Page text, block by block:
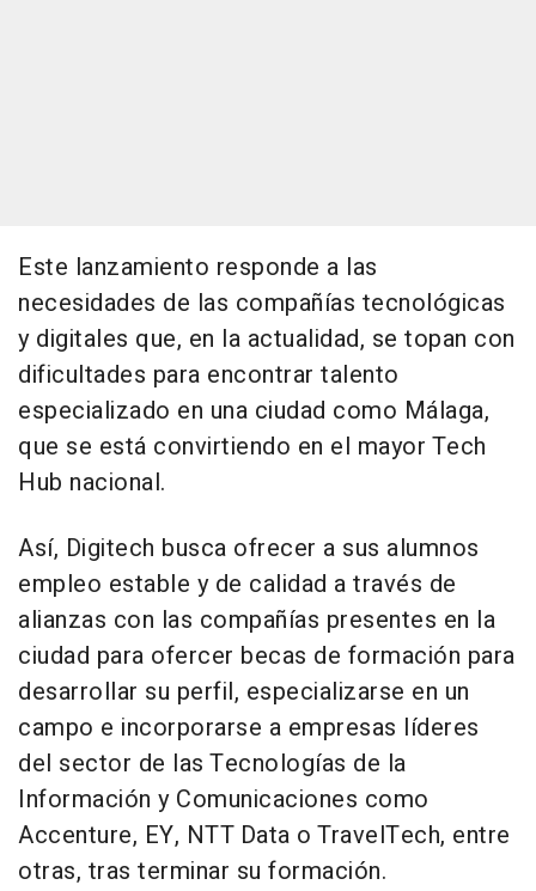
Este lanzamiento responde a las
necesidades de las compañías tecnológicas
y digitales que, en la actualidad, se topan con
dificultades para encontrar talento
especializado en una ciudad como Málaga,
que se está convirtiendo en el mayor Tech
Hub nacional.
Así, Digitech busca ofrecer a sus alumnos
empleo estable y de calidad a través de
alianzas con las compañías presentes en la
ciudad para ofercer becas de formación para
desarrollar su perfil, especializarse en un
campo e incorporarse a empresas líderes
del sector de las Tecnologías de la
Información y Comunicaciones como
Accenture, EY, NTT Data o TravelTech, entre
otras, tras terminar su formación.